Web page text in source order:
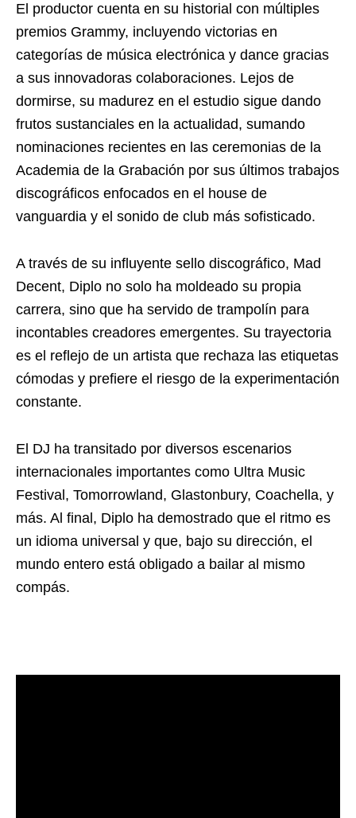
El productor cuenta en su historial con múltiples
premios Grammy, incluyendo victorias en
categorías de música electrónica y dance gracias
a sus innovadoras colaboraciones. Lejos de
dormirse, su madurez en el estudio sigue dando
frutos sustanciales en la actualidad, sumando
nominaciones recientes en las ceremonias de la
Academia de la Grabación por sus últimos trabajos
discográficos enfocados en el house de
vanguardia y el sonido de club más sofisticado.
A través de su influyente sello discográfico, Mad
Decent, Diplo no solo ha moldeado su propia
carrera, sino que ha servido de trampolín para
incontables creadores emergentes. Su trayectoria
es el reflejo de un artista que rechaza las etiquetas
cómodas y prefiere el riesgo de la experimentación
constante.
El DJ ha transitado por diversos escenarios
internacionales importantes como Ultra Music
Festival, Tomorrowland, Glastonbury, Coachella, y
más. Al final, Diplo ha demostrado que el ritmo es
un idioma universal y que, bajo su dirección, el
mundo entero está obligado a bailar al mismo
compás.